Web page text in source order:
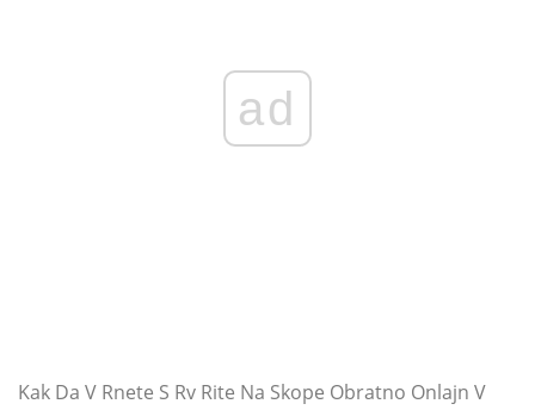
ad
Kak Da V Rnete S Rv Rite Na Skope Obratno Onlajn V